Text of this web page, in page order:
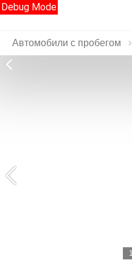
Debug Mode
Автомобили с пробегом